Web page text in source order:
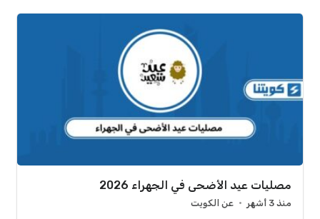
مصليات عيد الأضحى في الجهراء 2026
منذ 3 أشهر عن الكويت